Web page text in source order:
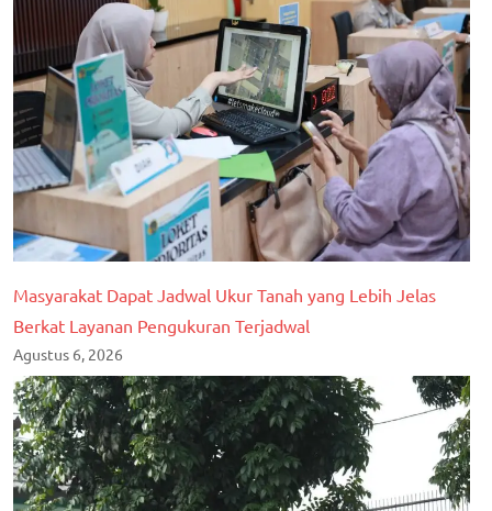
Masyarakat Dapat Jadwal Ukur Tanah yang Lebih Jelas
Berkat Layanan Pengukuran Terjadwal
Agustus 6, 2026